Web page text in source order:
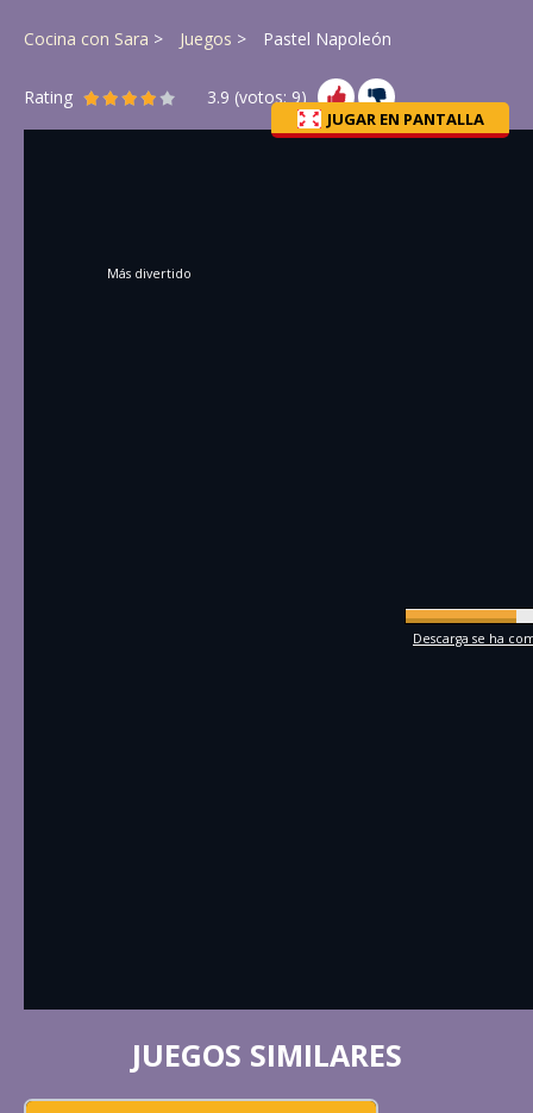
Cocina con Sara Juegos Pastel Napoleón
Rating 3.9 (votos:9)
JUGAR EN PANTALLA
Más divertido
Descarga se ha
JUEGOS SIMILARES